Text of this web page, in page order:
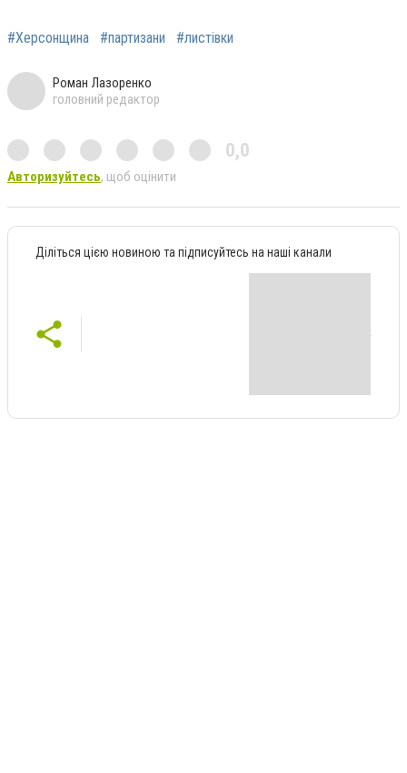
#Херсонщина #партизани #листівки
Роман Лазоренко
головний редактор
0,0
Авторизуйтесь, щоб оцінити
Діліться цією новиною та підписуйтесь на наші канали